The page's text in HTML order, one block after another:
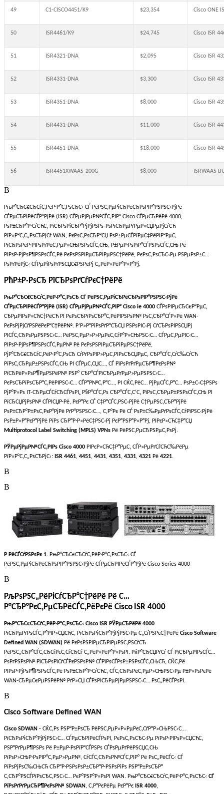
49 C1-CISCO4451/K9 $23,354 Cisco ONE
50 ISR4461/K9 $24,745 Cisco ISR
51 ISR4321-DNA $2,095 Cisco ISR
52 ISR4331-DNA $3,300 Cisco ISR
53 ISR4351-DNA $8,000 Cisco ISR
54 ISR4431-DNA $11,000 Cisco ISR
55 ISR4451-DNA $18,000 Cisco ISR
56 ISR4451XWAAS-200G $8,000 ISRWAAS
В
РњР°СЂС€СЂСѓС‚РёР·Р°С‚РѕСЂС‹ СЃ РёРЅС‚РµРіСЂРёСЂРѕРІР°РЅРЅС‹РјРё
СЃРµСЂРІРёСЃР°РјРё (ISR) СЃРµРјРµР№СЃС‚РІР° Cisco СЃРµСЂРёРё 4000,
РѕР±СЂР°Р·СѓСЋС‚ РїСЂРѕРіСЂР°РјРјРЅРѕ-РѕРїСЂРµРґРµР»СЏРµРјСѓСЋ
РїР»Р°С‚С„РѕСЂРјСѓ WAN, РєРѕС‚РѕСЂР°СЏ РѕР±РµСЃРїРµС‡РёРІР°РµС‚
РїСЂРѕРёР·РІРѕРґРёС‚РµР»СЊРЅРѕСЃС‚СЊ, Р±РµР·РѕРїР°СЃРЅРѕСЃС‚СЊ Рё
РІРѕР·РјРѕР¶РЅРѕСЃС‚Рё РєРѕРЅРІРµСЂРіРµРЅС†РёРё, РєРѕС‚РѕСЂС‹Рµ РЅРµРѕР±С…
РѕРґРёРјС‹ СЃРµРіРѕРґРЅСЏС€РЅРёРј С„РёР»РёР°Р»Р°Рј.
РћР±Р·РѕСЂ РїСЂРѕРґСѓРєС†РёРё
РњР°СЂС€СЂСѓС‚РёР·Р°С‚РѕСЂ СЃ РёРЅС‚РµРіСЂРёСЂРѕРІР°РЅРЅС‹РјРё
СЃРµСЂРІРёСЃР°РјРё (ISR) СЃРµРјРµР№СЃС‚РІР° Cisco ie 4000 СЃРѕРІРµСЂС€Р°РµС‚
СЂРµРІРѕР»СЋС†РёСЋ РІ РєРѕСЂРїРѕСЂР°С‚РёРІРЅРѕР№ РѕС‚СЂР°СЃР»Рё WAN-
РєРѕРјРјСѓРЅРёРєР°С†РёР№. Р‘Р»Р°РіРѕРґР°СЂСЏ РЅРѕРІС‹Рј СѓСЂРѕРІРЅСЏРј
РІСЃС‚СЂРѕРµРЅРЅС‹С… РёРЅС‚РµР»Р»РµРєС‚СѓР°Р»СЊРЅС‹С… СЃРµС‚РµРІС‹С…
РІРѕР·РјРѕР¶РЅРѕСЃС‚РµР№ Рё РєРѕРЅРІРµСЂРіРµРЅС†РёРё,
РјР°СЂС€СЂСѓС‚РёР·Р°С‚РѕСЂ СѓРґРѕРІР»РµС‚РІРѕСЂСЏРµС‚ СЂР°СЃС‚СѓС‰СѓСЋ
РїРѕС‚СЂРµР±РЅРѕСЃС‚СЊ РІ СЃРµС‚СЏС…, СЃ РїРѕРґРґРµСЂР¶РєРѕР№
РїСЂРёР»РѕР¶РµРЅРёР№ РЅР° СЂР°СЃРїСЂРµРґРµР»РµРЅРЅС‹С…
РєРѕСЂРїРѕСЂР°С‚РёРІРЅС‹С… СЃР°Р№С‚Р°С…, РІ СЌС‚РёС… РјРµСЃС‚Р°С… РѕР±С‹С‡РЅРѕ
РјР°Р»Рѕ IT-СЂРµСЃСѓСЂСЃРѕРІ . Р§Р°СЃС‚Рѕ СЂР°СЃС‚С‘С‚ РїРѕС‚СЂРµР±РЅРѕСЃС‚СЊ РІ
РїСЂСЏРјРѕР№ СЃРІСЏР·Рё, РєР°Рє СЃ С‡Р°СЃС‚РЅС‹РјРё С†РµРЅС‚СЂР°РјРё
РѕР±СЂР°Р±РѕС‚РєР°РјРё РґР°РЅРЅС‹С…, С‚Р°Рє Рё СЃ РѕР±С‰РµРґРѕСЃС‚СѓРїРЅС‹РјРё
РѕР±Р»Р°РєР°РјРё РїРѕ СЂР°Р·Р»РёС‡РЅС‹Рј РєР°РЅР°Р»Р°Рј, РІРєР»СЋС‡Р°СЏ
Multiprotocol Label Switching (MPLS) VPNs Рё РёРЅС‚РµСЂРЅРµС‚РѕРј.
РЎРµРјРµР№СЃС‚РІРѕ Cisco 4000 РІРєР»СЋС‡Р°РµС‚ СЃР»РµРґСѓСЋС‰РёРµ
РїР»Р°С‚С„РѕСЂРјС‹: ISR 4461, 4451, 4431, 4351, 4331, 4321 Рё 4221.
В
В
Р РёСЃСѓРЅРѕРє 1. РњР°СЂС€СЂСѓС‚РёР·Р°С‚РѕСЂС‹ СЃ
РёРЅС‚РµРіСЂРёСЂРѕРІР°РЅРЅС‹РјРё СЃРµСЂРІРёСЃР°РјРё Cisco Series 4000
В
РљРѕРЅС„РёРіСѓСЂР°С†РёРё Рё С…
Р°СЂР°РєС‚РµСЂРёСЃС‚РёРєРё Cisco ISR 4000
РњР°СЂС€СЂСѓС‚РёР·Р°С‚РѕСЂС‹ Cisco ISR РЎРµСЂРёРё 4000
РїСЂРµРґРѕСЃС‚Р°РІР»СЏСЋС‚ РїСЂРѕРіСЂР°РјРјРЅС‹Рµ С„СѓРЅРєС†РёРё Cisco Software
Defined WAN (SDWAN) Рё РєРѕРЅРІРµСЂРіРµРЅС‚РЅСѓСЋ
РёРЅС„СЂР°СЃС‚СЂСѓРєС‚СѓСЂСѓ С„РёР»РёР°Р»РѕРІ. РќР°СЂСЏРґСѓ СЃ РїСЂРµРІРѕСЃС…
РѕРґРЅРѕР№ РїСЂРѕРїСѓСЃРєРЅРѕР№ СЃРїРѕСЃРѕР±РЅРѕСЃС‚СЊСЋ, СЌС‚Рё
РІРѕР·РјРѕР¶РЅРѕСЃС‚Рё РѕР±СЂР°Р·СѓСЋС‚ СЃС‚СЂРѕРёС‚РµР»СЊРЅС‹Рµ Р±Р»РѕРєРё
WAN-СЂРµС€РµРЅРёР№ РґР»СЏ СЃРѕРІСЂРµРјРµРЅРЅС‹С… РѕС„РёСЃРѕРІ.
В
Cisco Software Defined WAN
Cisco SDWAN - СЌС‚Рѕ РЅР°Р±РѕСЂ РёРЅС‚РµР»Р»РµРєС‚СѓР°Р»СЊРЅС‹С…
РїСЂРѕРіСЂР°РјРјРЅС‹С… СЃРµСЂРІРёСЃРѕРІ, РєРѕС‚РѕСЂС‹Рµ РїРѕР·РІРѕР»СЏСЋС‚
РЅР°РґРµР¶РЅРѕ Рё Р±РµР·РѕРїР°СЃРЅРѕ СЃРѕРµРґРёРЅСЏС‚СЊ
РїРѕР»СЊР·РѕРІР°С‚РµР»РµР№, СѓСЃС‚СЂРѕР№СЃС‚РІР° Рё РѕС„РёСЃС‹ СЃ
РїРѕРјРѕС‰СЊСЋ СЂР°Р·РЅРѕРѕР±СЂР°Р·РЅРѕРіРѕ РЅР°Р±РѕСЂР°
С‚СЂР°РЅСЃРїРѕСЂС‚РЅС‹С… РєР°РЅР°Р»РѕРІ WAN. РњР°СЂС€СЂСѓС‚РёР·Р°С‚РѕСЂС‹ СЃ
РїРѕРґРґРµСЂР¶РєРѕР№ SDWAN , С‚Р°РєРёРµ РєР°Рє ISR 4000,